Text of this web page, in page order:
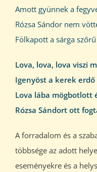
Amott gyünnek a
Rózsa Sándor nem
Fölkapott a sárga
Lova, lova, lova viszi
Igenyöst a kerek erdő
Lova lába mögbotlott
Rózsa Sándort ott
A forradalom és a
többsége az adott
eseményekre és a